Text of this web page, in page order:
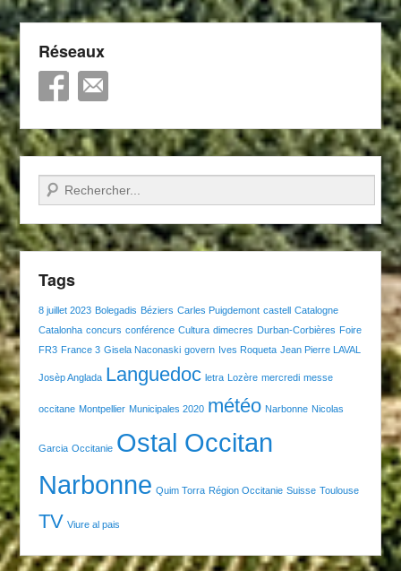
Réseaux
Recherche
Tags
8 juillet 2023 Bolegadis Béziers Carles Puigdemont castell Catalogne
Catalonha concurs conférence Cultura dimecres Durban-Corbières Foire
FR3 France 3 Gisela Naconaski govern Ives Roqueta Jean Pierre LAVAL
Josèp Anglada Languedoc letra Lozère mercredi messe
occitane Montpellier Municipales 2020 météo Narbonne Nicolas
Garcia Occitanie Ostal Occitan
Narbonne Quim Torra Région Occitanie Suisse Toulouse
TV Viure al pais